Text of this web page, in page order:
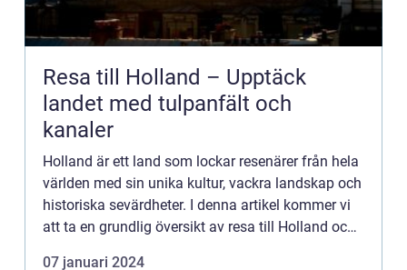
Resa till Holland – Upptäck
landet med tulpanfält och
kanaler
Holland är ett land som lockar resenärer från hela
världen med sin unika kultur, vackra landskap och
historiska sevärdheter. I denna artikel kommer vi
att ta en grundlig översikt av resa till Holland och
07 januari 2024